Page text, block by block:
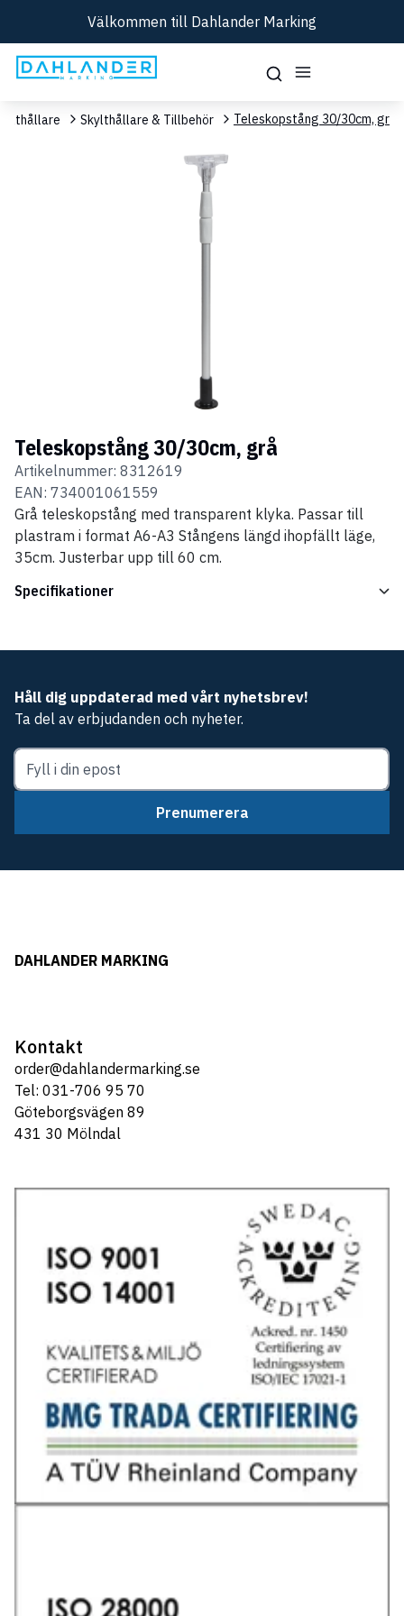
Välkommen till Dahlander Marking
Skylthållare & Tillbehör Teleskopstång 30/30cm, grå
Teleskopstång 30/30cm, grå
Artikelnummer: 8312619
EAN: 734001061559
Grå teleskopstång med transparent klyka. Passar till
plastram i format A6-A3 Stångens längd ihopfällt läge,
35cm. Justerbar upp till 60 cm.
Specifikationer
Håll dig uppdaterad med vårt nyhetsbrev!
Ta del av erbjudanden och nyheter.
Prenumerera
DAHLANDER MARKING
Kontakt
order@dahlandermarking.se
Tel: 031-706 95 70
Göteborgsvägen 89
431 30 Mölndal